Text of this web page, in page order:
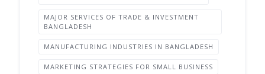
MAJOR SERVICES OF TRADE & INVESTMENT
BANGLADESH
MANUFACTURING INDUSTRIES IN BANGLADESH
MARKETING STRATEGIES FOR SMALL BUSINESS